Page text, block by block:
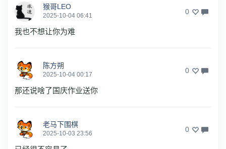
猴哥LEO
2025-10-04 06:41 0
我也不想让你为难
陈方朔
2025-10-04 00:17 0
那还说啥了国庆作业送你
老马下围棋
2025-10-03 23:56 0